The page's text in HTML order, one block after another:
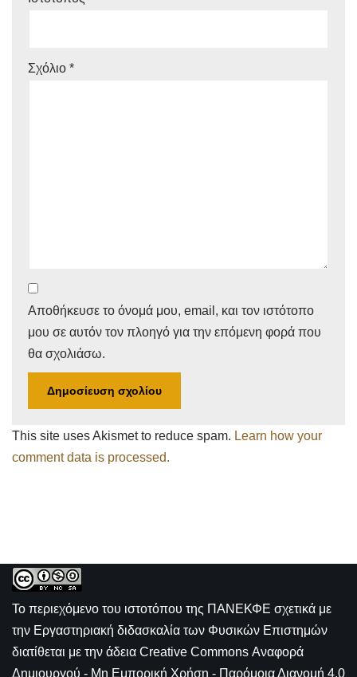
Σχόλιο *
Αποθήκευσε το όνομά μου, email, και τον ιστότοπο
μου σε αυτόν τον πλοηγό για την επόμενη φορά που
θα σχολιάσω.
This site uses Akismet to reduce spam. Learn how your
comment data is processed.
Το περιεχόμενο του ιστοτόπου της ΠΑΝΕΚΦΕ σχετικά με
την Εργαστηριακή διδασκαλία των Φυσικών Επιστημών
διατίθεται με την άδεια Creative Commons Αναφορά
Δημιουργού - Μη Εμπορική Χρήση - Παρόμοια Διανομή 4.0